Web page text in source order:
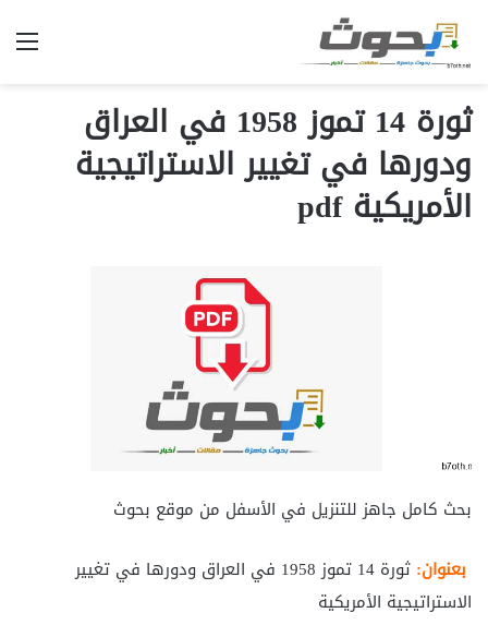
ثورة 14 تموز 1958 في العراق
ودورها في تغيير الاستراتيجية
الأمريكية pdf
بحث كامل جاهز للتنزيل في الأسفل من موقع بحوث
بعنوان:
ثورة 14 تموز 1958 في العراق ودورها في تغيير
الاستراتيجية الأمريكية